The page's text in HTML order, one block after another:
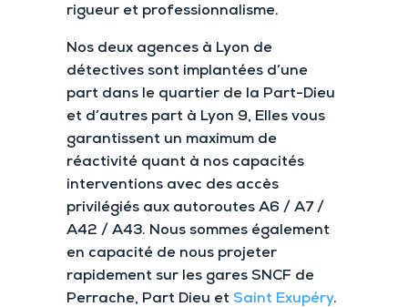
rigueur et professionnalisme.
Nos deux agences à Lyon de
détectives sont implantées d’une
part dans le quartier de la Part-Dieu
et d’autres part à Lyon 9, Elles vous
garantissent un maximum de
réactivité quant à nos capacités
interventions avec des accès
privilégiés aux autoroutes A6 / A7 /
A42 / A43. Nous sommes également
en capacité de nous projeter
rapidement sur les gares SNCF de
Perrache, Part Dieu et Saint Exupéry.